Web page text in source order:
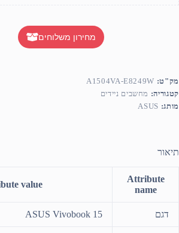
מחירון משלוחים
מק"ט: A1504VA-E8249W
קטגוריה: מחשבים ניידים
מותג: ASUS
תיאור
Attribute
name
value
דגם ASUS Vivobook 15